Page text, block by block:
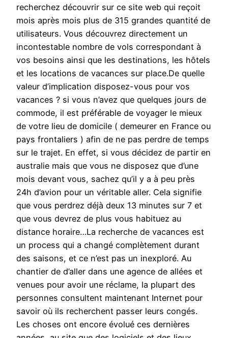
recherchez découvrir sur ce site web qui reçoit
mois après mois plus de 315 grandes quantité de
utilisateurs. Vous découvrez directement un
incontestable nombre de vols correspondant à
vos besoins ainsi que les destinations, les hôtels
et les locations de vacances sur place.De quelle
valeur d’implication disposez-vous pour vos
vacances ? si vous n’avez que quelques jours de
commode, il est préférable de voyager le mieux
de votre lieu de domicile ( demeurer en France ou
pays frontaliers ) afin de ne pas perdre de temps
sur le trajet. En effet, si vous décidez de partir en
australie mais que vous ne disposez que d’une
mois devant vous, sachez qu’il y a à peu près
24h d’avion pour un véritable aller. Cela signifie
que vous perdrez déjà deux 13 minutes sur 7 et
que vous devrez de plus vous habituez au
distance horaire…La recherche de vacances est
un process qui a changé complètement durant
des saisons, et ce n’est pas un inexploré. Au
chantier de d’aller dans une agence de allées et
venues pour avoir une réclame, la plupart des
personnes consultent maintenant Internet pour
savoir où ils recherchent passer leurs congés.
Les choses ont encore évolué ces dernières